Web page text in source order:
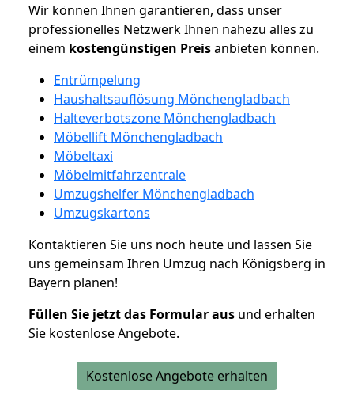
Wir können Ihnen garantieren, dass unser
professionelles Netzwerk Ihnen nahezu alles zu
einem kostengünstigen Preisanbieten können.
Entrümpelung
Haushaltsauflösung Mönchengladbach
Halteverbotszone Mönchengladbach
Möbellift Mönchengladbach
Möbeltaxi
Möbelmitfahrzentrale
Umzugshelfer Mönchengladbach
Umzugskartons
Kontaktieren Sie uns noch heute und lassen Sie
uns gemeinsam Ihren Umzug nach Königsberg in
Bayern planen!
Füllen Sie jetzt das Formular aus und erhalten
Sie kostenlose Angebote.
Kostenlose Angebote erhalten